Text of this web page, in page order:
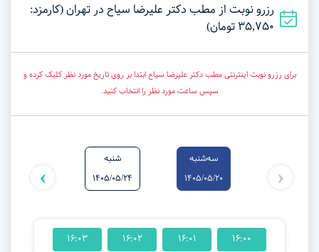
رزرو نوبت از مطب دکتر علیرضا سیاح در تهران (کارمزد:
35,750 تومان)
برای رزرو نوبت اینترنتی مطب دکتر علیرضا سیاح ابتدا بر روی تاریخ مورد نظر کلیک کرده و
سپس ساعت مورد نظر را انتخاب کنید.
سه‌شنبه
1405/05/20
شنبه
1405/05/24
1405/05/25
‹
›
16:00
16:01
16:02
16:03